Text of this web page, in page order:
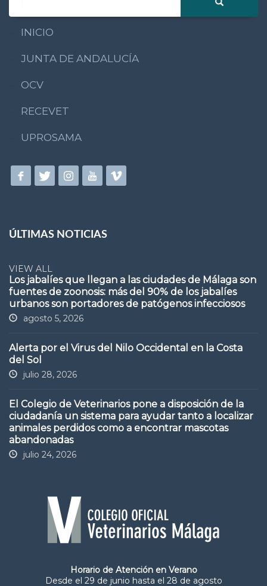
INICIO
JUNTA DE ANDALUCÍA
OCV
RECEVET
UPROSAMA
ÚLTIMAS NOTICIAS
VIEW ALL
Los jabalíes que llegan a las ciudades de Málaga son
fuentes de zoonosis: más del 90% de los jabalíes
urbanos son portadores de patógenos infecciosos
agosto 5, 2026
Alerta por el Virus del Nilo Occidental en la Costa
del Sol
julio 28, 2026
El Colegio de Veterinarios pone a disposición de la
ciudadanía un sistema para ayudar tanto a localizar
animales perdidos como a encontrar mascotas
abandonadas
julio 24, 2026
Horario de Atención en Verano
Desde el 29 de junio hasta el 28 de agosto